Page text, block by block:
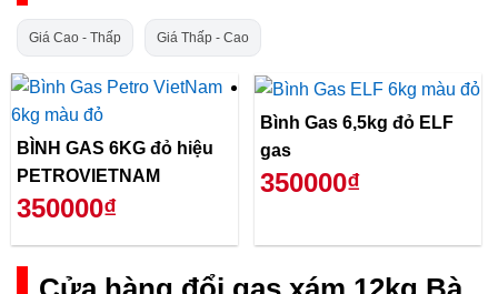
Giá Cao - Thấp Giá Thấp - Cao
BÌNH GAS 6KG đỏ hiệu
PETROVIETNAM
350000₫
Bình Gas 6,5kg đỏ ELF
gas
350000₫